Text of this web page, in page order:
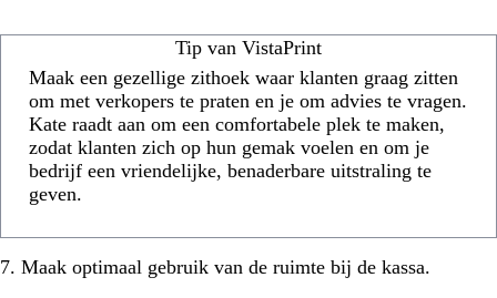
Tip van VistaPrint
Maak een gezellige zithoek waar klanten graag zitten
om met verkopers te praten en je om advies te vragen.
Kate raadt aan om een comfortabele plek te maken,
zodat klanten zich op hun gemak voelen en om je
bedrijf een vriendelijke, benaderbare uitstraling te
geven.
7. Maak optimaal gebruik van de ruimte bij de kassa.